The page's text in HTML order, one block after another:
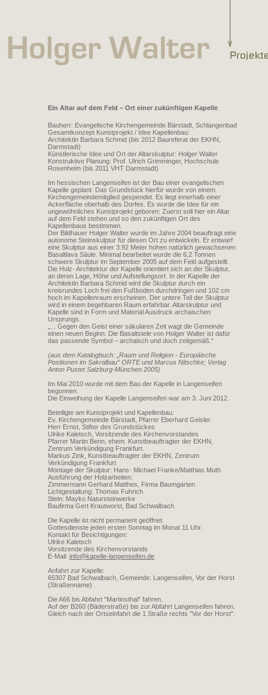
Ein Altar auf dem Feld – Ort einer zukünftigen Kapelle
Bauherr: Evangelische Kirchengemeinde Bärstadt, Schlangenbad
Gesamtkonzept Kunstprojekt / Idee Kapellenbau:
Architektin Barbara Schmid (bis 2012 Baureferat der EKHN,
Darmstadt)
Künstlerische Idee und Ort der Altarskulptur: Holger Walter
Konstruktive Planung: Prof. Ulrich Grimminger, Hochschule
Rosenheim (bis 2011 VHT Darmstadt)
Im hessischen Langenseifen ist der Bau einer evangelischen
Kapelle geplant. Das Grundstück hierfür wurde von einem
Kirchengemeindemitglied gespendet. Es liegt innerhalb einer
Ackerfläche oberhalb des Dorfes. Es wurde die Idee für ein
ungewöhnliches Kunstprojekt geboren: Zuerst soll hier ein Altar
auf dem Feld stehen und so den zukünftigen Ort des
Kapellenbaus bestimmen.
Der Bildhauer Holger Walter wurde im Jahre 2004 beauftragt eine
autonome Steinskulptur für diesen Ort zu entwickeln. Er entwarf
eine Skulptur aus einer 3.92 Meter hohen natürlich gewachsenen
Basaltlava Säule. Minimal bearbeitet wurde die 6,2 Tonnen
schwere Skulptur im September 2005 auf dem Feld aufgestellt.
Die Holz- Architektur der Kapelle orientiert sich an der Skulptur,
an deren Lage, Höhe und Aufstellungsort. In der Kapelle der
Architektin Barbara Schmid wird die Skulptur durch ein
kreisrundes Loch frei den Fußboden durchdringen und 102 cm
hoch im Kapellenraum erscheinen. Der untere Teil der Skulptur
wird in einem begehbaren Raum erfahrbar. Altarskulptur und
Kapelle sind in Form und Material Ausdruck archaischen
Ursprungs.
„... Gegen den Geist einer säkularen Zeit wagt die Gemeinde
einen neuen Beginn. Die Basaltstele von Holger Walter ist dafür
das passende Symbol – archaisch und doch zeitgemäß.“
(aus dem Katalogbuch: „Raum und Religion - Europäische
Positionen im Sakralbau“ ORTE und Marcus Nitschke; Verlag
Anton Pustet Salzburg-München 2005)
Im Mai 2010 wurde mit dem Bau der Kapelle in Langenseifen
begonnen.
Die Einweihung der Kapelle Langenseifen war am 3. Juni 2012.
Beteiligte am Kunstprojekt und Kapellenbau:
Ev. Kirchengemeinde Bärstadt, Pfarrer Eberhard Geisler.
Herr Ernst, Stifter des Grundstückes
Ulrike Kaletsch, Vorsitzende des Kirchenvorstandes
Pfarrer Martin Benn, ehem. Kunstbeauftragter der EKHN,
Zentrum Verkündigung Frankfurt.
Markus Zink, Kunstbeauftragter der EKHN, Zentrum
Verkündigung Frankfurt
Montage der Skulptur: Hans- Michael Franke/Matthias Muth
Ausführung der Holzarbeiten:
Zimmermann Gerhard Matthes, Firma Baumgarten
Lichtgestaltung: Thomas Fuhrich
Stein: Mayko Natursteinwerke
Baufirma Gert Krautworst, Bad Schwalbach
Die Kapelle ist nicht permanent geöffnet.
Gottesdienste jeden ersten Sonntag im Monat 11 Uhr.
Kontakt für Besichtigungen:
Ulrike Kaletsch
Vorsitzende des Kirchenvorstands
E-Mail: info@kapelle-langenseifen.de
Anfahrt zur Kapelle:
65307 Bad Schwalbach, Gemeinde: Langenseifen, Vor der Horst
(Straßenname)
Die A66 bis Abfahrt "Martinsthal" fahren.
Auf der B260 (Bäderstraße) bis zur Abfahrt Langenseifen fahren.
Gleich nach der Ortseinfahrt die 1.Straße rechts "Vor der Horst".